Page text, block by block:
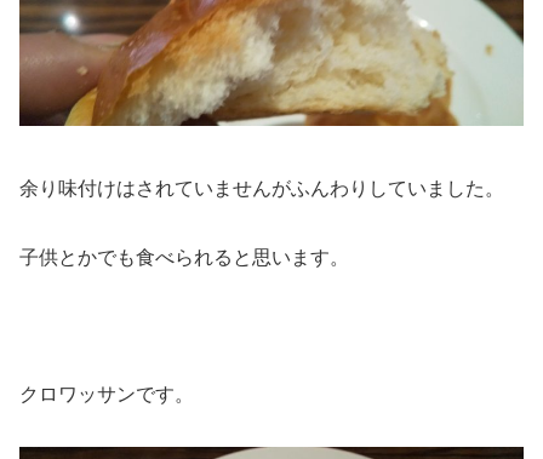
余り味付けはされていませんがふんわりしていました。
子供とかでも食べられると思います。
クロワッサンです。